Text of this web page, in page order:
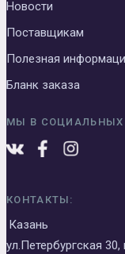
Новости
Поставщикам
Полезная
Бланк заказа
МЫ В СОЦИАЛЬНЫХ
КОНТАКТЫ:
Казань
ул.Петербургская